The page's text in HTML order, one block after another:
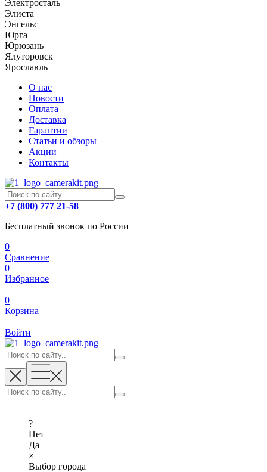
Электросталь
Элиста
Энгельс
Юрга
Юрюзань
Ялуторовск
Ярославль
О нас
Новости
Оплата
Доставка
Гарантии
Статьи и обзоры
Акции
Контакты
+7 (800) 777 21-58
Бесплатный звонок по России
0
Сравнение
0
Избранное
0
Корзина
Войти
?
Нет
Да
×
Выбор города